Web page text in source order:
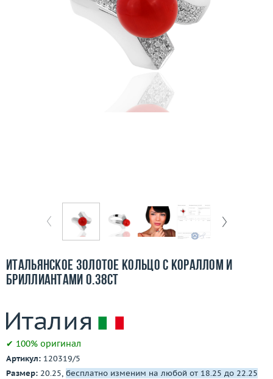
Бесплатная доставка
Итальянское золотое кольцо с кораллом и
бриллиантами 0.38ct
✔ 100% оригинал
Артикул: 120319/5
Размер: 20.25, бесплатно изменим на любой от 18.25 до 22.25